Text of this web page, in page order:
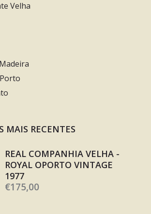
Velha
MAIS RECENTES
REAL COMPANHIA VELHA -
ROYAL OPORTO VINTAGE
1977
€175,00